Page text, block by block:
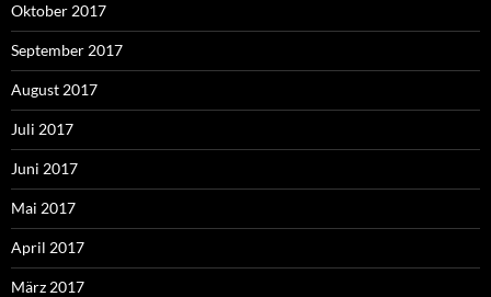
Oktober 2017
September 2017
August 2017
Juli 2017
Juni 2017
Mai 2017
April 2017
März 2017